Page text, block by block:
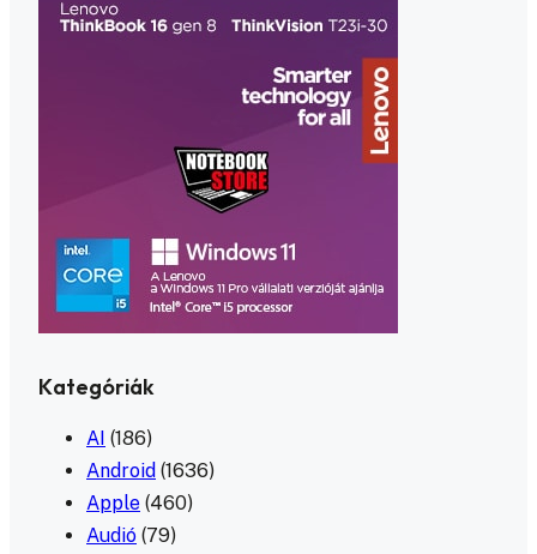
Kategóriák
AI (186)
Android (1636)
Apple (460)
Audió (79)